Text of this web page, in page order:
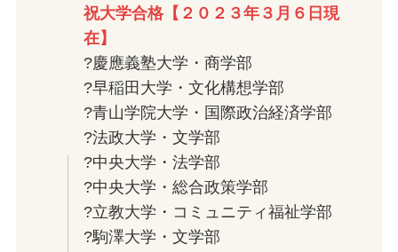
祝大学合格【２０２３年３月６日現
在】
?慶應義塾大学・商学部
?早稲田大学・文化構想学部
?青山学院大学・国際政治経済学部
?法政大学・文学部
?中央大学・法学部
?中央大学・総合政策学部
?立教大学・コミュニティ福祉学部
?駒澤大学・文学部